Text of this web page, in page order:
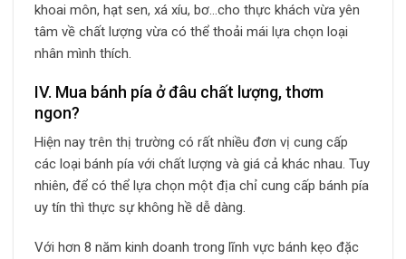
khoai môn, hạt sen, xá xíu, bơ…cho thực khách vừa yên
tâm về chất lượng vừa có thể thoải mái lựa chọn loại
nhân mình thích.
IV. Mua bánh pía ở đâu chất lượng, thơm
ngon?
Hiện nay trên thị trường có rất nhiều đơn vị cung cấp
các loại bánh pía với chất lượng và giá cả khác nhau. Tuy
nhiên, để có thể lựa chọn một địa chỉ cung cấp bánh pía
uy tín thì thực sự không hề dễ dàng.
Với hơn 8 năm kinh doanh trong lĩnh vực bánh kẹo đặc